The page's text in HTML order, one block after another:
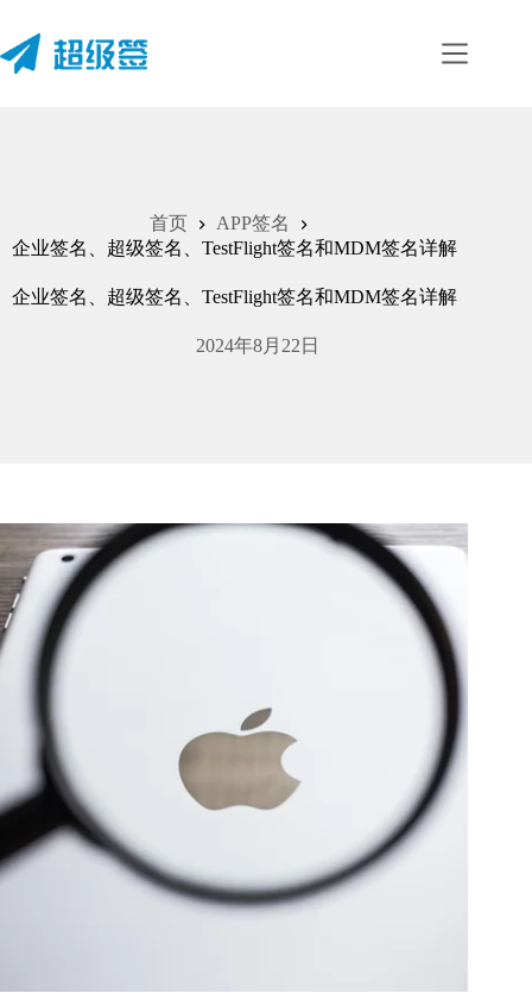
内
首页
APP签名
企业签名、超级签名、TestFlight签名和MDM签名详解
企业签名、超级签名、TestFlight签名和MDM签名详解
2024年8月22日